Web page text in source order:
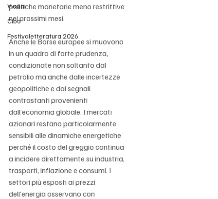
Viaggi
Cibo
Festivaletteratura 2026
politiche monetarie meno restrittive
nei prossimi mesi.
Anche le Borse europee si muovono
in un quadro di forte prudenza,
condizionate non soltanto dal
petrolio ma anche dalle incertezze
geopolitiche e dai segnali
contrastanti provenienti
dall’economia globale. I mercati
azionari restano particolarmente
sensibili alle dinamiche energetiche
perché il costo del greggio continua
a incidere direttamente su industria,
trasporti, inflazione e consumi. I
settori più esposti ai prezzi
dell’energia osservano con